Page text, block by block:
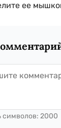
ее
символов: 2000